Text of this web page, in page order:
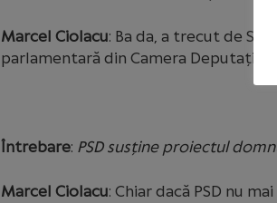
Marcel Ciolacu: Ba da, a trecut de
parlamentară din Camera
Întrebare: PSD susține proiectul
Marcel Ciolacu: Chiar dacă PSD nu